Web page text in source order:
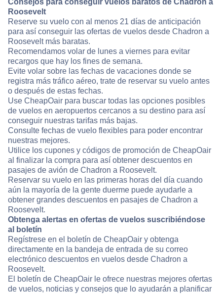
Consejos para conseguir vuelos baratos de Chadron a
Roosevelt
Reserve su vuelo con al menos 21 días de anticipación
para así conseguir las ofertas de vuelos desde Chadron a
Roosevelt más baratas.
Recomendamos volar de lunes a viernes para evitar
recargos que hay los fines de semana.
Evite volar sobre las fechas de vacaciones donde se
registra más tráfico aéreo, trate de reservar su vuelo antes
o después de estas fechas.
Use CheapOair para buscar todas las opciones posibles
de vuelos en aeropuertos cercanos a su destino para así
conseguir nuestras tarifas más bajas.
Consulte fechas de vuelo flexibles para poder encontrar
nuestras mejores.
Utilice los cupones y códigos de promoción de CheapOair
al finalizar la compra para así obtener descuentos en
pasajes de avión de Chadron a Roosevelt.
Reservar su vuelo en las primeras horas del día cuando
aún la mayoría de la gente duerme puede ayudarle a
obtener grandes descuentos en pasajes de Chadron a
Roosevelt.
Obtenga alertas en ofertas de vuelos suscribiéndose
al boletín
Regístrese en el boletín de CheapOair y obtenga
directamente en la bandeja de entrada de su correo
electrónico descuentos en vuelos desde Chadron a
Roosevelt.
El boletín de CheapOair le ofrece nuestras mejores ofertas
de vuelos, noticias y consejos que lo ayudarán a planificar